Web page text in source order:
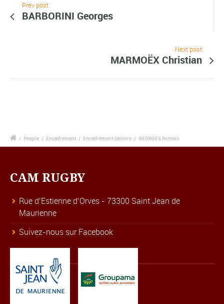
Prev post
BARBORINI Georges
Next post
MARMOËX Christian
/ People / Encadrement / Encadrement Séniors / GEORGES Romain
CAM RUGBY
Rue d’Estienne d’Orves - 73300 Saint Jean de
Maurienne
Suivez-nous sur Facebook